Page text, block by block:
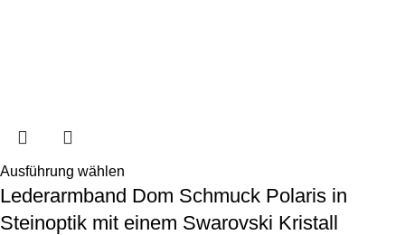
Ausführung wählen
Lederarmband Dom Schmuck Polaris in
Steinoptik mit einem Swarovski Kristall